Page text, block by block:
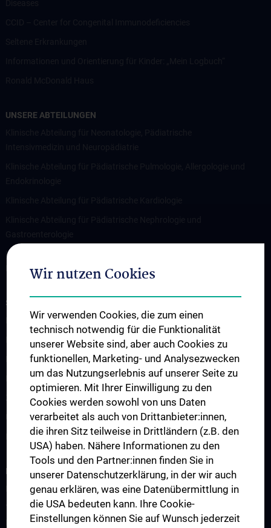
UNSERE ABTEILUNGEN
Klinische Abteilung für Allgemeine Pädiatrie und pädiatrische
Hämato-Onkologie/St. Anna Kinderspital
STUDIUM, AUS- UND WEITERBILDUNG
Lehre an der Universitätsklinik für Kinder- und Jugendheilkunde
Fragen und Antworten
Famulaturen
Klinisch-Praktisches Jahr (KPJ)
Zentrum für pädiatrische Simulation und Patient:innensicherheit
Ultraschallausbildung
Lehre an der MedUni Wien
FORSCHUNG
Forschung an der Universitätsklinik für Kinder- und
Jugendheilkunde
Forschungsbereiche
Wir nutzen Cookies
Wir verwenden Cookies, die zum einen
technisch notwendig für die Funktionalität
unserer Website sind, aber auch Cookies zu
funktionellen, Marketing- und Analysezwecken
um das Nutzungserlebnis auf unserer Seite zu
optimieren. Mit Ihrer Einwilligung zu den
Cookies werden sowohl von uns Daten
verarbeitet als auch von Drittanbieter:innen,
die ihren Sitz teilweise in Drittländern (z.B. den
USA) haben. Nähere Informationen zu den
Tools und den Partner:innen finden Sie in
unserer Datenschutzerklärung, in der wir auch
genau erklären, was eine Datenübermittlung in
die USA bedeuten kann. Ihre Cookie-
Einstellungen können Sie auf Wunsch jederzeit